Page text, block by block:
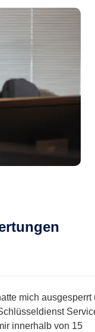
mich ausgesperrt und
Service
von 15